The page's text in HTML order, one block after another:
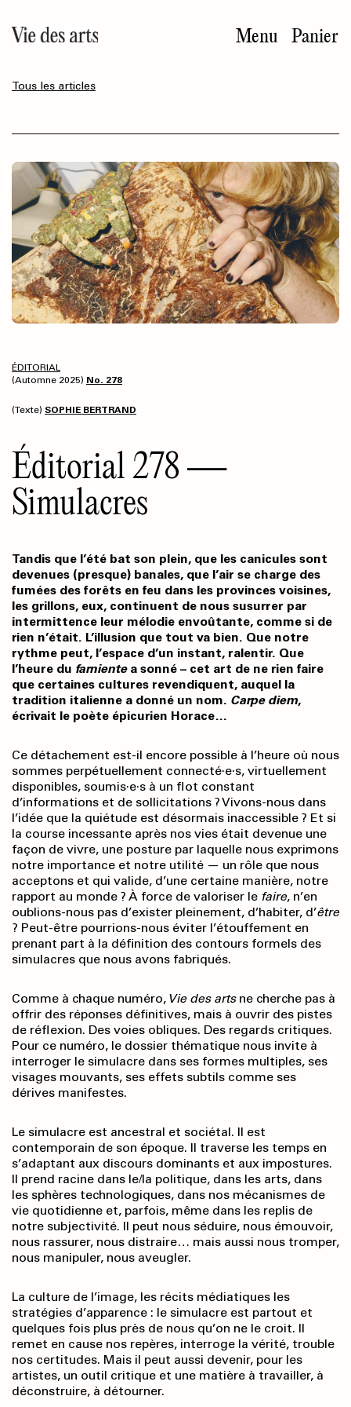
au
contenu
Menu Panier
Tous les articles
ÉDITORIAL
(Automne 2025) No. 278
(Texte) SOPHIE BERTRAND
Éditorial 278 —
Simulacres
Tandis que l’été bat son plein, que les canicules sont
devenues (presque) banales, que l’air se charge des
fumées des forêts en feu dans les provinces voisines,
les grillons, eux, continuent de nous susurrer par
intermittence leur mélodie envoûtante, comme si de
rien n’était. L’illusion que tout va bien. Que notre
rythme peut, l’espace d’un instant, ralentir. Que
l’heure du farnientea sonné – cet art de ne rien faire
que certaines cultures revendiquent, auquel la
tradition italienne a donné un nom. Carpe diem,
écrivait le poète épicurien Horace…
Ce détachement est-­il encore possible à l’heure où nous
sommes perpétuellement connecté·e·s, virtuellement
disponibles, soumis·e·s à un flot constant
d’informations et de sollicitations ? Vivons-­nous dans
l’idée que la quiétude est désormais inaccessible ? Et si
la course incessante après nos vies était devenue une
façon de vivre, une posture par laquelle nous exprimons
notre importance et notre utilité — un rôle que nous
acceptons et qui valide, d’une certaine manière, notre
rapport au monde ? À force de valoriser le faire, n’en
oublions-­nous pas d’exister pleine­ment, d’habiter, d’être
? Peut-­être pourrions­-nous éviter l’étouffement en
prenant part à la définition des contours formels des
simulacres que nous avons fabriqués.
Comme à chaque numéro, Vie des artsne cherche pas à
offrir des réponses définitives, mais à ouvrir des pistes
de réflexion. Des voies obliques. Des regards critiques.
Pour ce numéro, le dossier thématique nous invite à
interroger le simulacre dans ses formes multiples, ses
visages mou­vants, ses effets subtils comme ses
dérives manifestes.
Le simulacre est ancestral et sociétal. Il est
contemporain de son époque. Il traverse les temps en
s’adaptant aux discours dominants et aux impostures.
Il prend racine dans le/la politique, dans les arts, dans
les sphères technologiques, dans nos mécanismes de
vie quotidienne et, parfois, même dans les replis de
notre subjectivité. Il peut nous séduire, nous émouvoir,
nous rassurer, nous distraire… mais aussi nous tromper,
nous mani­puler, nous aveugler.
La culture de l’image, les récits médiatiques les
stratégies d’apparence : le simulacre est partout et
quelques fois plus près de nous qu’on ne le croit. Il
remet en cause nos repères, interroge la vérité, trouble
nos certitudes. Mais il peut aussi devenir, pour les
artistes, un outil critique et une matière à travailler, à
déconstruire, à détourner.